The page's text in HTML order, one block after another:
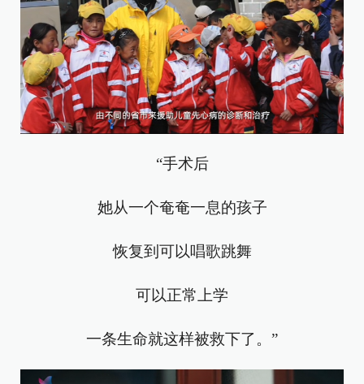
“手术后
她从一个奄奄一息的孩子
恢复到可以唱歌跳舞
可以正常上学
一条生命就这样被救下了。”